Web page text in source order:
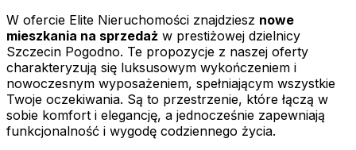
W ofercie Elite Nieruchomości znajdziesz nowe
mieszkania na sprzedaż w prestiżowej dzielnicy
Szczecin Pogodno. Te propozycje z naszej oferty
charakteryzują się luksusowym wykończeniem i
nowoczesnym wyposażeniem, spełniającym wszystkie
Twoje oczekiwania. Są to przestrzenie, które łączą w
sobie komfort i elegancję, a jednocześnie zapewniają
funkcjonalność i wygodę codziennego życia.